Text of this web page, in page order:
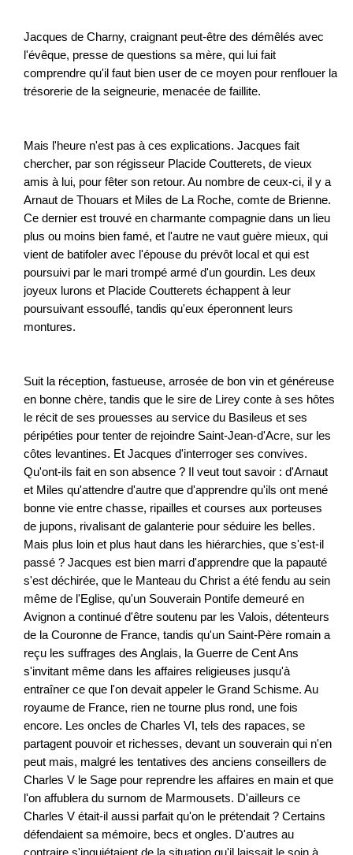
Jacques de Charny, craignant peut-être des démêlés avec
l'évêque, presse de questions sa mère, qui lui fait
comprendre qu'il faut bien user de ce moyen pour renflouer la
trésorerie de la seigneurie, menacée de faillite.
Mais l'heure n'est pas à ces explications. Jacques fait
chercher, par son régisseur Placide Coutterets, de vieux
amis à lui, pour fêter son retour. Au nombre de ceux-ci, il y a
Arnaut de Thouars et Miles de La Roche, comte de Brienne.
Ce dernier est trouvé en charmante compagnie dans un lieu
plus ou moins bien famé, et l'autre ne vaut guère mieux, qui
vient de batifoler avec l'épouse du prévôt local et qui est
poursuivi par le mari trompé armé d'un gourdin. Les deux
joyeux lurons et Placide Coutterets échappent à leur
poursuivant essouflé, tandis qu'eux éperonnent leurs
montures.
Suit la réception, fastueuse, arrosée de bon vin et généreuse
en bonne chère, tandis que le sire de Lirey conte à ses hôtes
le récit de ses prouesses au service du Basileus et ses
péripéties pour tenter de rejoindre Saint-Jean-d'Acre, sur les
côtes levantines. Et Jacques d'interroger ses convives.
Qu'ont-ils fait en son absence ? Il veut tout savoir : d'Arnaut
et Miles qu'attendre d'autre que d'apprendre qu'ils ont mené
bonne vie entre chasse, ripailles et courses aux porteuses
de jupons, rivalisant de galanterie pour séduire les belles.
Mais plus loin et plus haut dans les hiérarchies, que s'est-il
passé ? Jacques est bien marri d'apprendre que la papauté
s'est déchirée, que le Manteau du Christ a été fendu au sein
même de l'Eglise, qu'un Souverain Pontife demeuré en
Avignon a continué d'être soutenu par les Valois, détenteurs
de la Couronne de France, tandis qu'un Saint-Père romain a
reçu les suffrages des Anglais, la Guerre de Cent Ans
s'invitant même dans les affaires religieuses jusqu'à
entraîner ce que l'on devait appeler le Grand Schisme. Au
royaume de France, rien ne tourne plus rond, une fois
encore. Les oncles de Charles VI, tels des rapaces, se
partagent pouvoir et richesses, devant un souverain qui n'en
peut mais, malgré les tentatives des anciens conseillers de
Charles V le Sage pour reprendre les affaires en main et que
l'on affublera du surnom de Marmousets. D'ailleurs ce
Charles V était-il aussi parfait qu'on le prétendait ? Certains
défendaient sa mémoire, becs et ongles. D'autres au